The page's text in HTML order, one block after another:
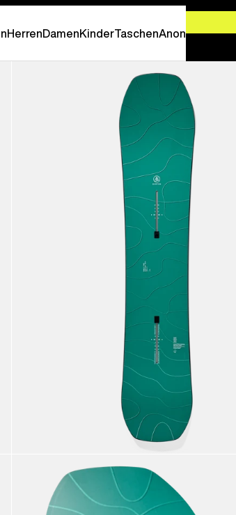
HerrenDamenKinderTaschenAnon